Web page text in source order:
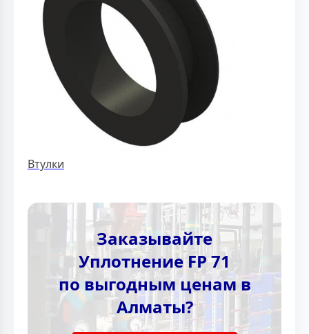
Втулки
Заказывайте
Уплотнение FP 71
по выгодным ценам в
Алматы?